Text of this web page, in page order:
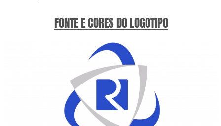
FONTE E CORES DO LOGOTIPO